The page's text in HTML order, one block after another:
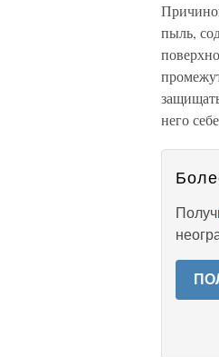
пыль,
него